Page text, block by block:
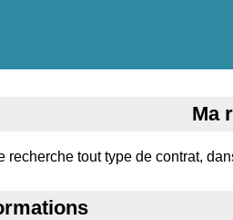
Ma
recherche tout type de contrat,